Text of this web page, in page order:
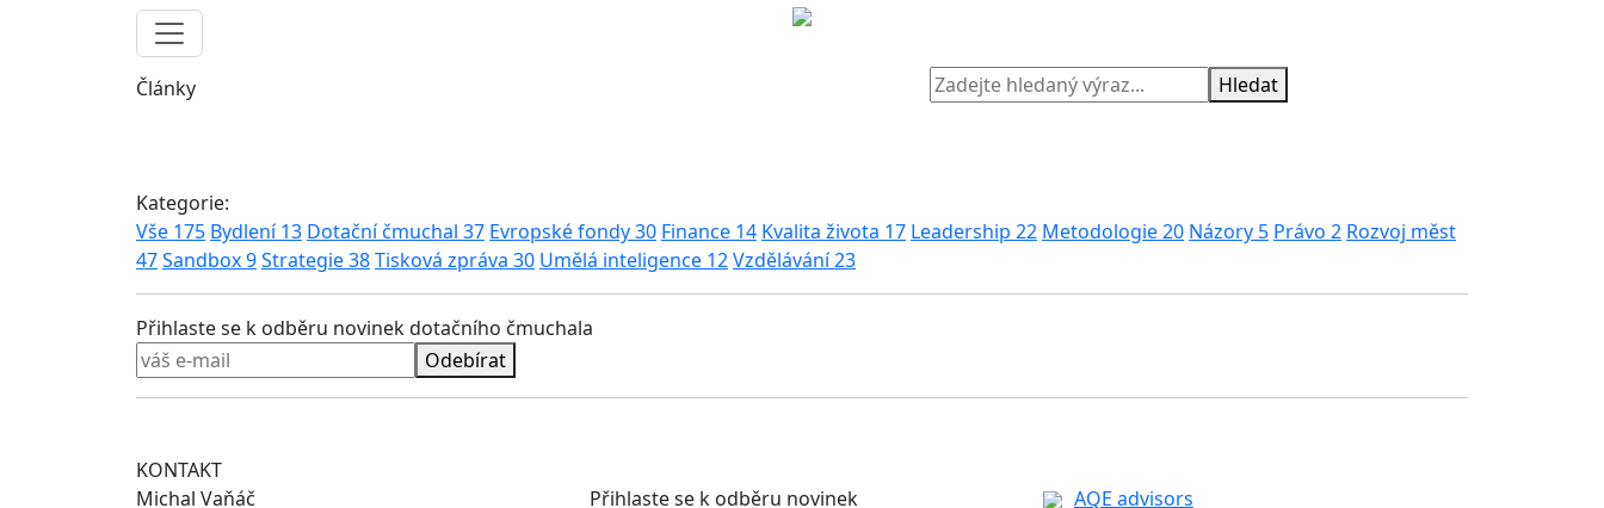
Články Hledat
Kategorie:
Vše 175 Bydlení13 Dotační čmuchal 37 Evropské fondy30 Finance 14 Kvalita života 17 Leadership 22 Metodologie20 Názory 5 Právo 2 Rozvoj měst
47Sandbox9Strategie38Tisková zpráva 30 Umělá inteligence 12Vzdělávání23
Přihlaste se k odběru novinek dotačního čmuchala
Odebírat
KONTAKT
Michal Vaňáč
Přihlaste se k odběru novinek
AQE advisors